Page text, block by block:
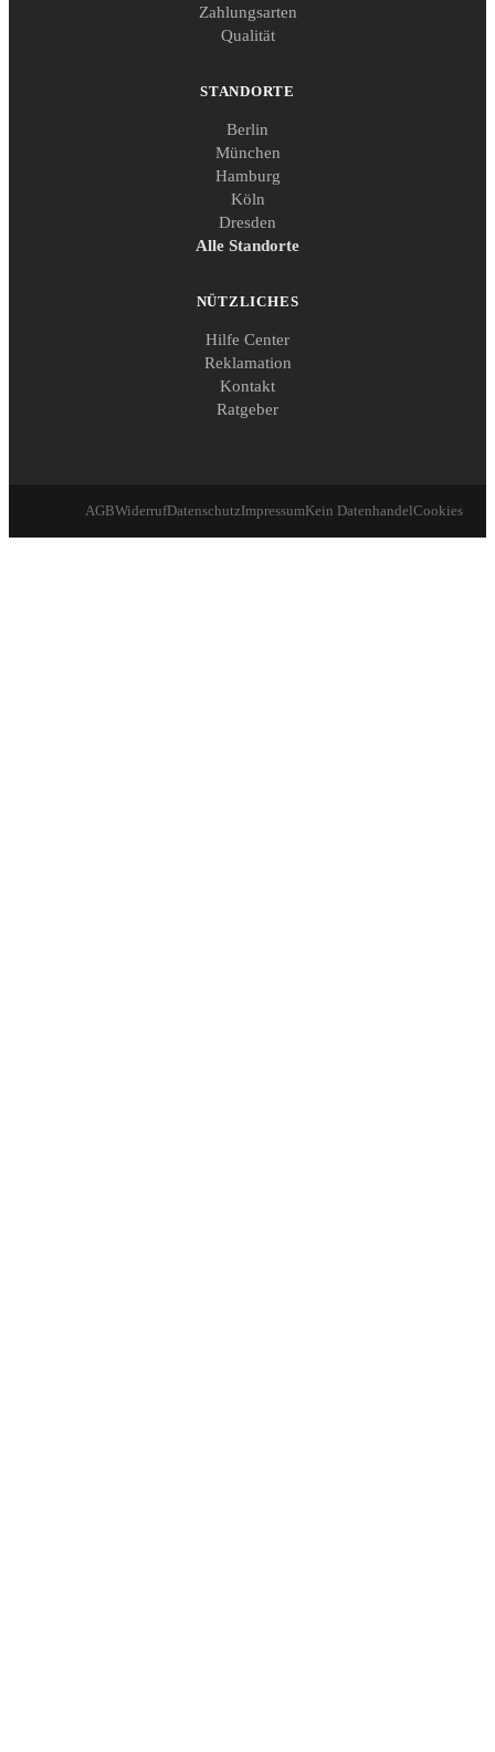
Zahlungsarten
Qualität
STANDORTE
Berlin
München
Hamburg
Köln
Dresden
Alle Standorte
NÜTZLICHES
Hilfe Center
Reklamation
Kontakt
Ratgeber
AGBWiderrufDatenschutzImpressumKein DatenhandelCookies